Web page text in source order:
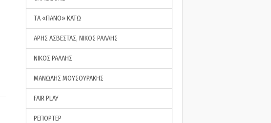
ΤA «ΠΑΝΟ» ΚΑΤΩ
ΑΡΗΣ ΑΣΒΕΣΤΑΣ, ΝΙΚΟΣ ΡΑΛΛΗΣ
ΝΙΚΟΣ ΡΑΛΛΗΣ
ΜΑΝΩΛΗΣ ΜΟΥΣΟΥΡΑΚΗΣ
FAIR PLAY
ΡΕΠΟΡΤΕΡ